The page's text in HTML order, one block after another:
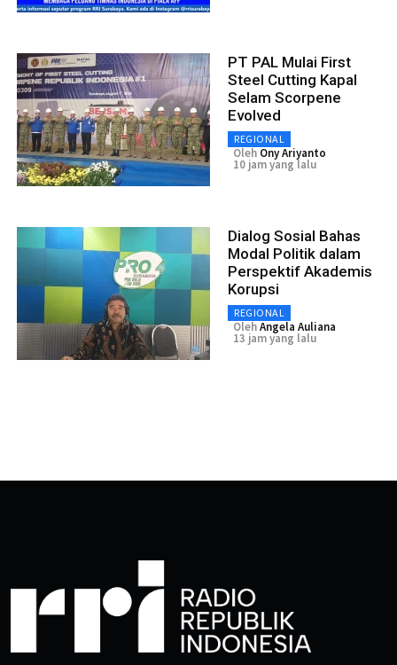
PT PAL Mulai First
Steel Cutting Kapal
Selam Scorpene
Evolved
REGIONAL
Oleh Ony Ariyanto
10 jam yang lalu
Dialog Sosial Bahas
Modal Politik dalam
Perspektif Akademis
Korupsi
REGIONAL
OlehAngela Auliana
13 jam yang lalu